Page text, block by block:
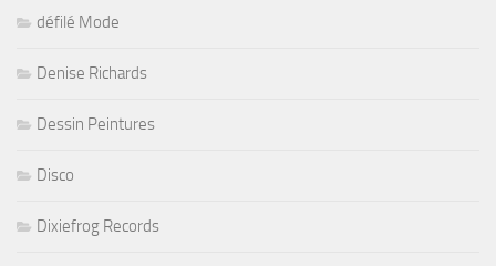
défilé Mode
Denise Richards
Dessin Peintures
Disco
Dixiefrog Records